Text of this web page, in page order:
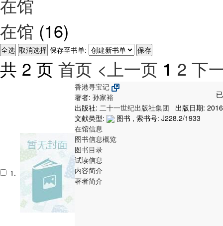
在馆
在馆 (16)
保存至书单:
共 2 页 首页 <上一页 1 2 下
1.
香港寻宝记
著者: 孙家裕
出版社: 二十一世纪出版社集团
出版日期: 2016
文献类型:
图书 , 索书号: J228.2/1933
在馆信息
图书信息概览
图书目录
试读信息
内容简介
著者简介